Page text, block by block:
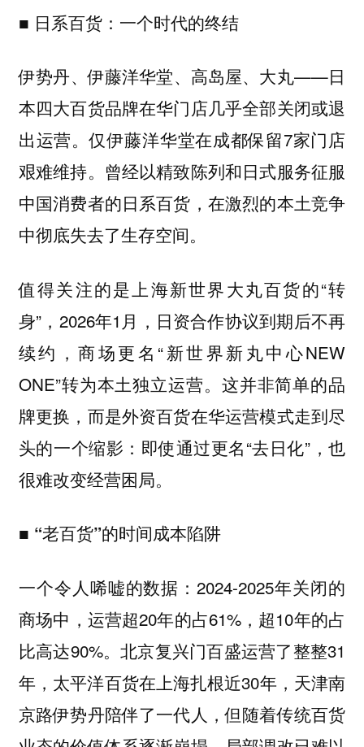
■ 日系百货：一个时代的终结
伊势丹、伊藤洋华堂、高岛屋、大丸——日
本四大百货品牌在华门店几乎全部关闭或退
出运营。仅伊藤洋华堂在成都保留7家门店
艰难维持。曾经以精致陈列和日式服务征服
中国消费者的日系百货，在激烈的本土竞争
中彻底失去了生存空间。
值得关注的是上海新世界大丸百货的“转
身”，2026年1月，日资合作协议到期后不再
续约，商场更名“新世界新丸中心NEW
ONE”转为本土独立运营。这并非简单的品
牌更换，而是外资百货在华运营模式走到尽
头的一个缩影：即使通过更名“去日化”，也
很难改变经营困局。
■ “老百货”的时间成本陷阱
一个令人唏嘘的数据：2024-2025年关闭的
商场中，运营超20年的占61%，超10年的占
比高达90%。北京复兴门百盛运营了整整31
年，太平洋百货在上海扎根近30年，天津南
京路伊势丹陪伴了一代人，但随着传统百货